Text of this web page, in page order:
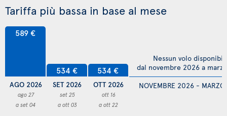
Tariffa più bassa in base al mese
589 €
AGO 2026
ago 27
a set 04
534 €
SET 2026
set 25
a ott 03
534 €
OTT 2026
ott 16
a ott 22
NOVEMBRE 2026 -
Nessun volo
dal novembre 2026 a